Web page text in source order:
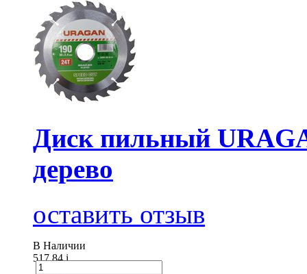
Диск пильный
дерево
оставить отзыв
В Наличии
517.84i